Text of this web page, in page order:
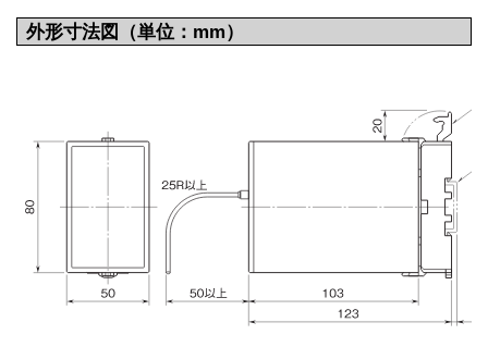
外形寸法図（単位：mm）